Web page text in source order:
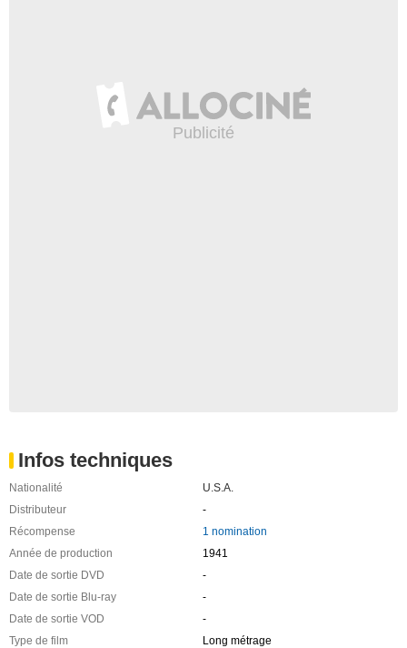
Infos techniques
Nationalité
U.S.A.
Distributeur
-
Récompense
1 nomination
Année de production
1941
Date de sortie DVD
-
Date de sortie Blu-ray
-
Date de sortie VOD
-
Type de film
Long métrage